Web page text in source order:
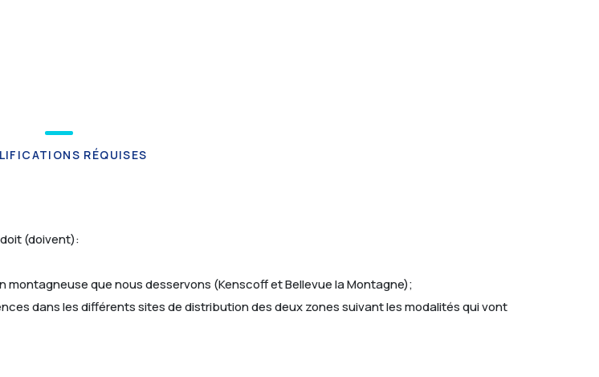
RÉQUISES
(doivent):
que nous desservons (Kenscoff et Bellevue la Montagne);
dans les différents sites de distribution des deux zones suivant les modalités qui vont